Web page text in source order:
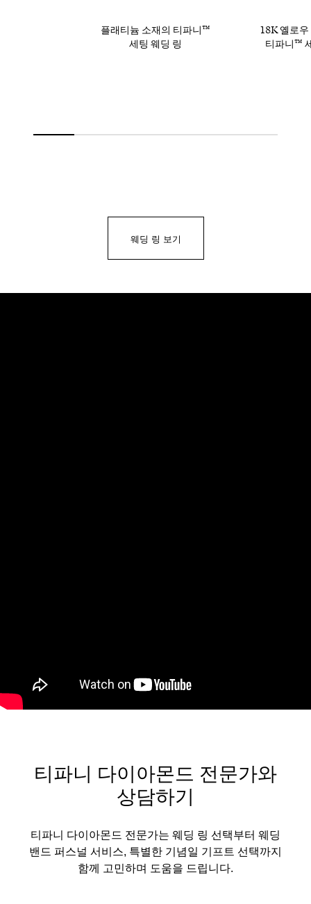
플래티늄 소재의 티파니™
세팅 웨딩 링
18K 옐로
티파니™
웨딩 링 보기
티파니 다이아몬드 전문가와
상담하기
티파니 다이아몬드 전문가는 웨딩 링 선택부터 웨딩
밴드 퍼스널 서비스, 특별한 기념일 기프트 선택까지
함께 고민하며 도움을 드립니다.